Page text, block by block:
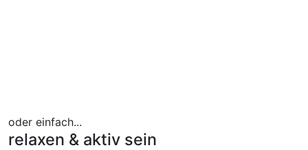
oder einfach...
relaxen & aktiv sein